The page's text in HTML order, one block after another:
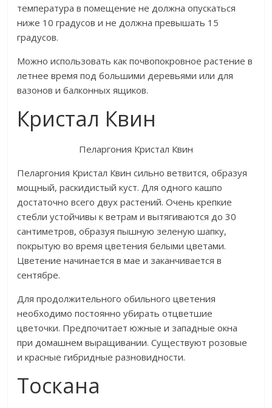
температура в помещение не должна опускаться
ниже 10 градусов и не должна превышать 15
градусов.
Можно использовать как почвопокровное растение в
летнее время под большими деревьями или для
вазонов и балконных ящиков.
Кристал Квин
Пеларгония Кристал Квин
Пеларгония Кристал Квин сильно ветвится, образуя
мощный, раскидистый куст. Для одного кашпо
достаточно всего двух растений. Очень крепкие
стебли устойчивы к ветрам и вытягиваются до 30
сантиметров, образуя пышную зеленую шапку,
покрытую во время цветения белыми цветами.
Цветение начинается в мае и заканчивается в
сентябре.
Для продолжительного обильного цветения
необходимо постоянно убирать отцветшие
цветочки. Предпочитает южные и западные окна
при домашнем выращивании. Существуют розовые
и красные гибридные разновидности.
Тоскана